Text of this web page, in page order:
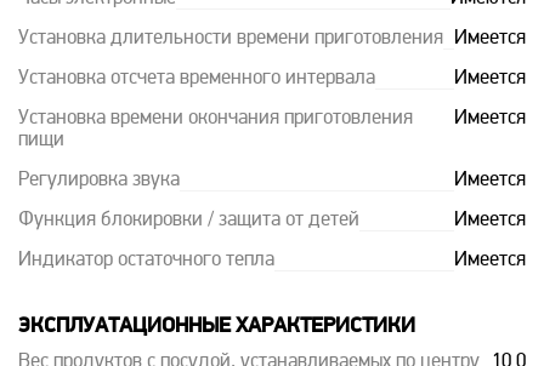
Установка длительности времени приготовления Имеется
Установка отсчета временного интервала Имеется
Установка времени окончания приготовления
пищи
Имеется
Регулировка звука Имеется
Функция блокировки / защита от детей Имеется
Индикатор остаточного тепла Имеется
ЭКСПЛУАТАЦИОННЫЕ ХАРАКТЕРИСТИКИ
Вес продуктов с посудой, устанавливаемых по центру 10.0